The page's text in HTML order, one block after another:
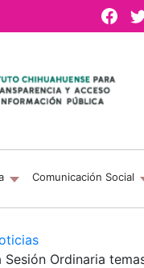
Comunicación Social
Sesión Ordinaria